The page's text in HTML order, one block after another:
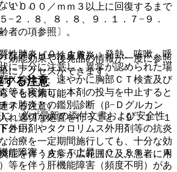
１０００／ｍｍ３以上に回復するまで
−２．８、８．８、９．１．７−９．
者の項参照〕。
性肺炎（０．１％）：発熱、咳嗽、呼
に十分に注意し、異常が認められた場
Ｘ線検査、速やかに胸部ＣＴ検査及び
等を実施し、本剤の投与を中止すると
ス肺炎との鑑別診断（β−Ｄグルカン
れ適切な処置を行うこと〔９．１．１
障害：ＡＬＴ上昇（０．８％）、Ａ
等を伴う肝機能障害（頻度不明）があ
い）。
なアトピー性皮膚炎。
する注意
する注意）
用剤やタクロリムス外用剤等の抗炎
治療を一定期間施行しても、十分な効
症を伴う皮疹が広範囲に及ぶ患者に用
効能効果や後発品の情報が一度に参照
にアクセスができます。
でも検索可能！
、必ず最新の添付文書および安全性
さい。